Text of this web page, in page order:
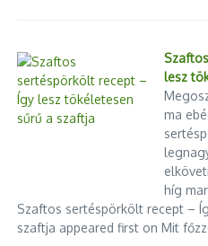
lesz
ma
híg
Szaftos sertéspörkölt recept –
szaftja appeared first on Mit